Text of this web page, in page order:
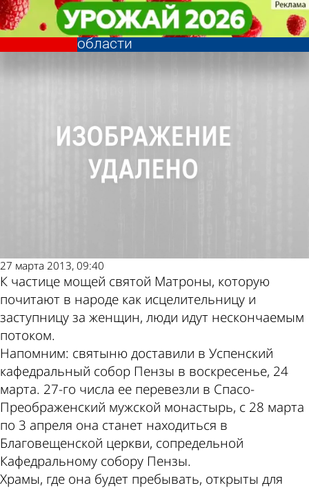
Мощам святой Матроны смогут
поклониться жители районов
области
Религия
27 марта 2013, 09:40
К частице мощей святой Матроны, которую
почитают в народе как исцелительницу и
заступницу за женщин, люди идут нескончаемым
потоком.
Напомним: святыню доставили в Успенский
кафедральный собор Пензы в воскресенье, 24
марта. 27-го числа ее перевезли в Спасо-
Преображенский мужской монастырь, с 28 марта
по 3 апреля она станет находиться в
Благовещенской церкви, сопредельной
Кафедральному собору Пензы.
Храмы, где она будет пребывать, открыты для
Мощам святой Матроны смогут
поклониться жители районов
области
Религия
Другие новости по
теме
Погода и курсы
валют в Пензе